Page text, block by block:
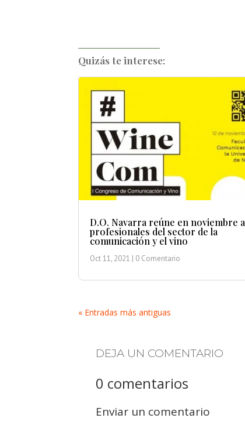
Quizás te interese:
D.O. Navarra reúne en noviembre a
profesionales del sector de la
comunicación y el vino
Oct 11, 2021 | 0 Comentario
« Entradas más antiguas
DEJA UN COMENTARIO
0 comentarios
Enviar un comentario